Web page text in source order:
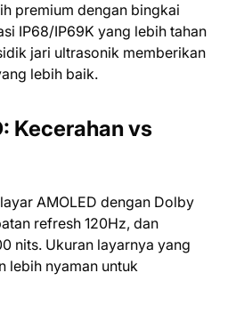
premium dengan bingkai
IP68/IP69K yang lebih tahan
jari ultrasonik memberikan
lebih baik.
Kecerahan vs
AMOLED dengan Dolby
refresh 120Hz, dan
nits. Ukuran layarnya yang
lebih nyaman untuk